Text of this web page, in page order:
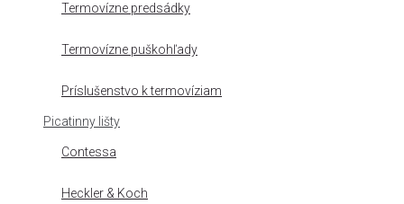
Termovízne predsádky
Termovízne puškohľady
Príslušenstvo k termovíziam
Picatinny lišty
Contessa
Heckler & Koch